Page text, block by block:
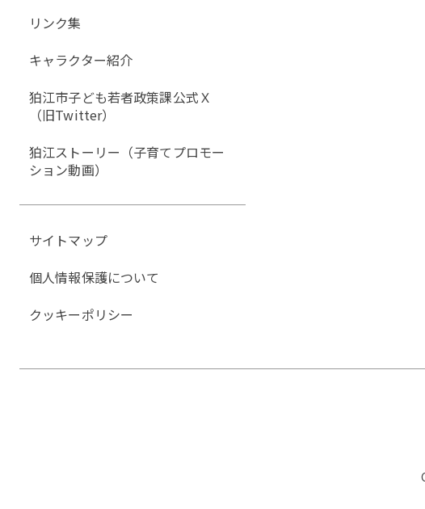
リンク集
キャラクター紹介
狛江市子ども若者政策課公式Ｘ
（旧Twitter）
狛江ストーリー（子育てプロモー
ション動画）
サイトマップ
個人情報保護について
クッキーポリシー